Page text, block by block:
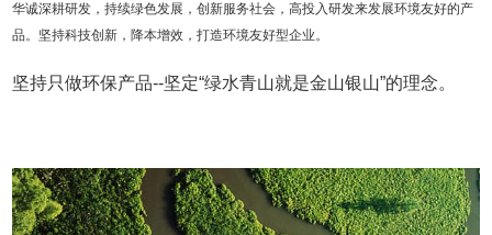
华诚深耕研发，持续绿色发展，创新服务社会，高投入研发来发展环境友好的产
品。坚持科技创新，降本增效，打造环境友好型企业。
坚持只做环保产品--坚定“绿水青山就是金山银山”的理念。